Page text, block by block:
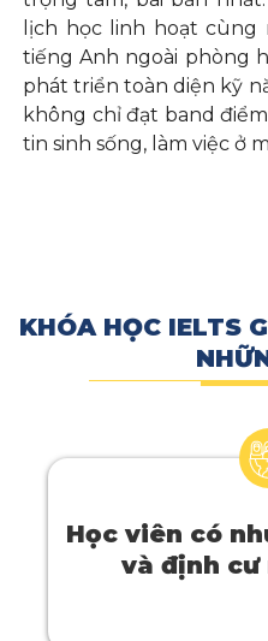
lịch học linh hoạt cùng
tiếng Anh ngoài phòng
phát triển toàn diện kỹ
không chỉ đạt band
tin sinh sống, làm việc ở
KHÓA HỌC IELTS
Học viên có
và định cư